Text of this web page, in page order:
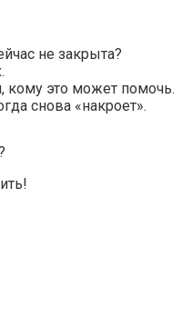
не закрыта?
кому это может помочь.
снова «накроет».